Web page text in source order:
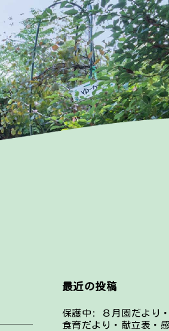
最近の投稿
保護中: ８月園だより・
食育だより・献立表・